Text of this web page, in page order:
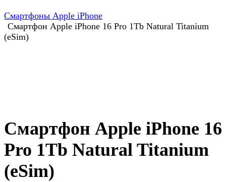
Смартфоны Apple iPhone
Смартфон Apple iPhone 16 Pro 1Tb Natural Titanium
(eSim)
Смартфон Apple iPhone 16
Pro 1Tb Natural Titanium
(eSim)